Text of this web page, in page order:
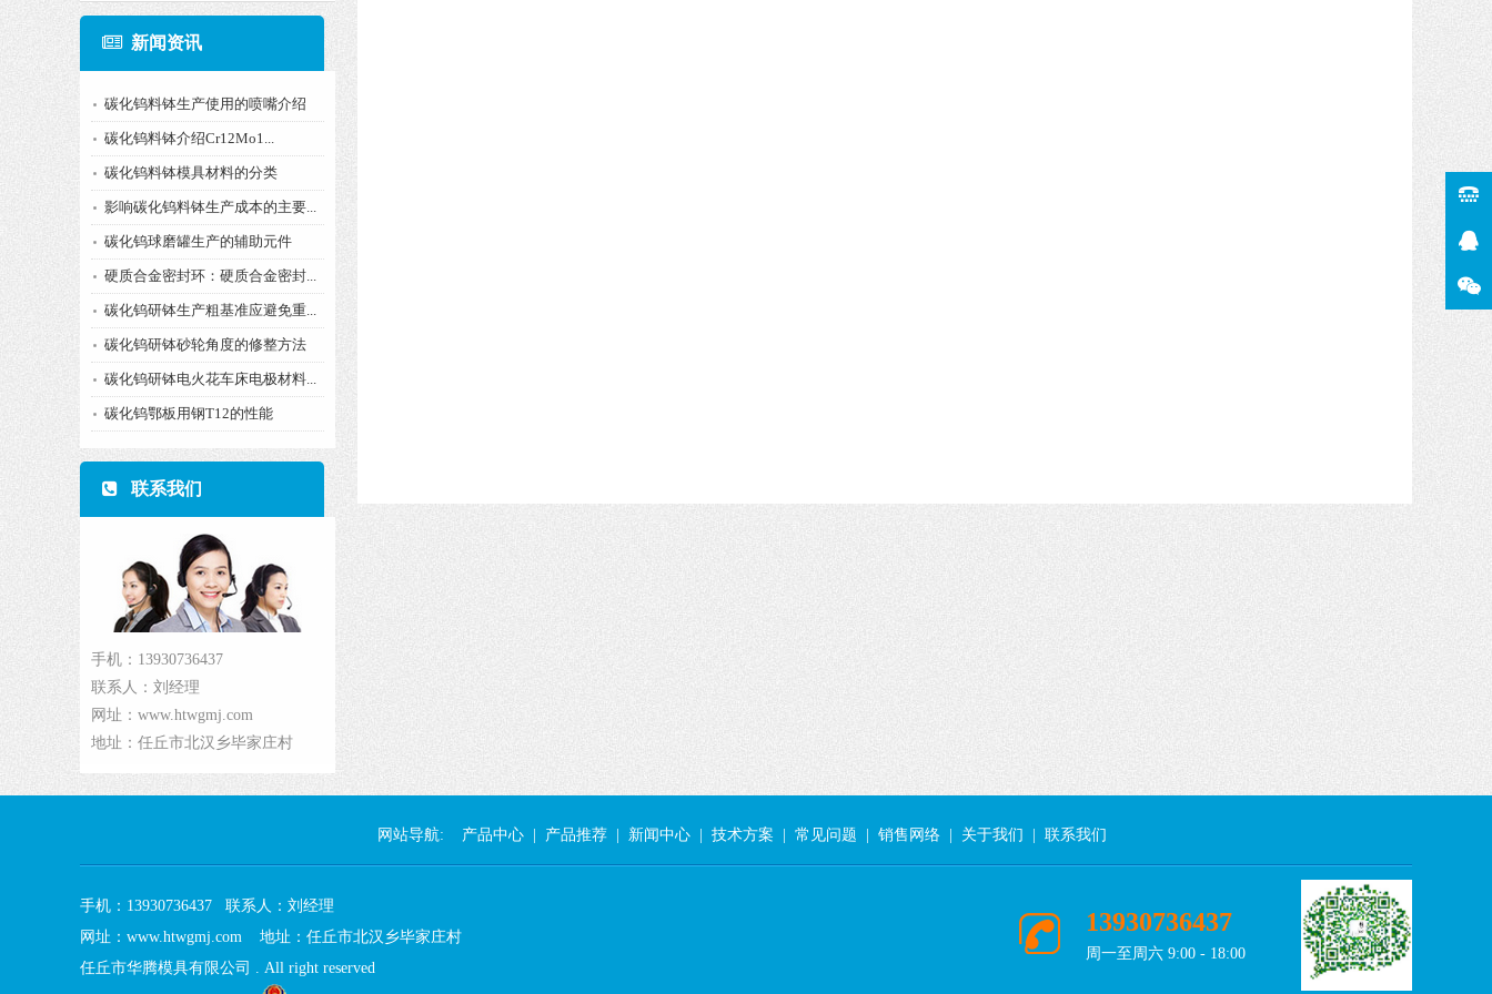
新闻资讯
碳化钨料钵生产使用的喷嘴介绍
碳化钨料钵介绍Cr12Mo1...
碳化钨料钵模具材料的分类
影响碳化钨料钵生产成本的主要...
碳化钨球磨罐生产的辅助元件
硬质合金密封环：硬质合金密封...
碳化钨研钵生产粗基准应避免重...
碳化钨研钵砂轮角度的修整方法
碳化钨研钵电火花车床电极材料...
碳化钨鄂板用钢T12的性能
联系我们
手机：13930736437
联系人：刘经理
网址：www.htwgmj.com
地址：任丘市北汉乡毕家庄村
网站导航: 产品中心 产品推荐 新闻中心 技术方案 常见问题 销售网络 关于我们 联系我们
手机：13930736437 联系人：刘经理
网址：www.htwgmj.com 地址：任丘市北汉乡毕家庄村
任丘市华腾模具有限公司 . All right reserved
13930736437
周一至周六 9:00 - 18:00